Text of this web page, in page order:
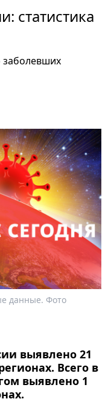
статистика
данные. Фото
выявлено 21
Всего в
выявлено 1